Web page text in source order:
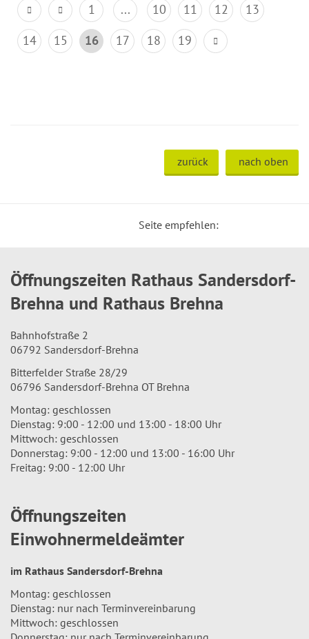
1 ... 10 11 12
13
14
15 16 17 18 19
zurück nach oben
Seite empfehlen:
Öffnungszeiten Rathaus Sandersdorf-
Brehna und Rathaus Brehna
Bahnhofstraße 2
06792 Sandersdorf-Brehna
Bitterfelder Straße 28/29
06796 Sandersdorf-Brehna OT Brehna
Montag: geschlossen
Dienstag: 9:00 - 12:00 und 13:00 - 18:00 Uhr
Mittwoch: geschlossen
Donnerstag: 9:00 - 12:00 und 13:00 - 16:00 Uhr
Freitag: 9:00 - 12:00 Uhr
Öffnungszeiten
Einwohnermeldeämter
im Rathaus Sandersdorf-Brehna
Montag: geschlossen
Dienstag: nur nach Terminvereinbarung
Mittwoch: geschlossen